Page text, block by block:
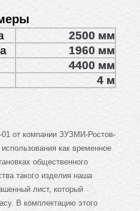
2500 мм
1960 мм
4400 мм
4 м
от компании ЗУЗМИ-Ростов-
как временное
общественного
такого изделия наша
лист, который
В комплектацию этого